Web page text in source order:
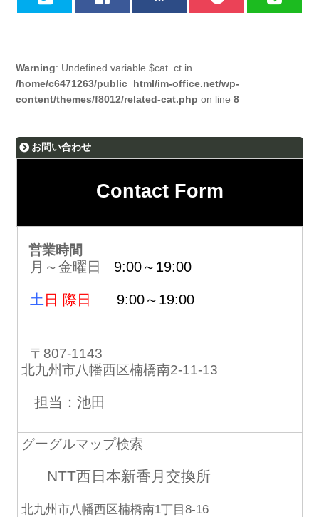
Warning: Undefined variable $cat_ct in
/home/c6471263/public_html/im-office.net/wp-
content/themes/f8012/related-cat.php on line8
お問い合わせ
Contact Form
営業時間
月～金曜日 9:00～19:00
土 日 際日 9:00～19:00
〒807-1143
北九州市八幡西区楠橋南2-11-13
担当：池田
グーグルマップ検索
NTT西日本新香月交換所
北九州市八幡西区楠橋南1丁目8-16